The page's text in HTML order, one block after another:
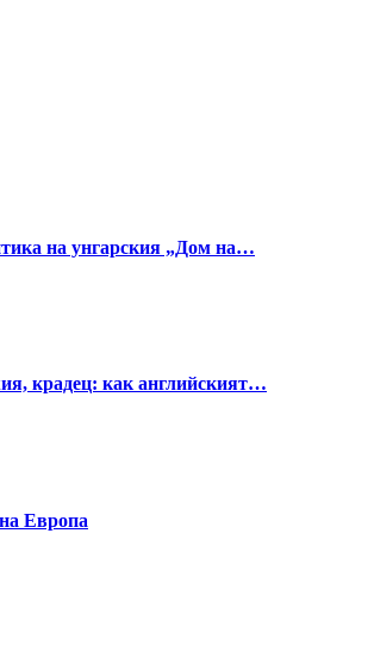
на унгарския „Дом на…
крадец: как английският…
Европа